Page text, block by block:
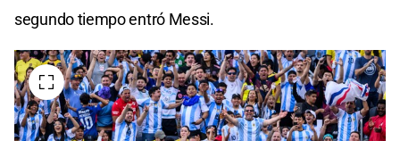
segundo tiempo entró Messi.